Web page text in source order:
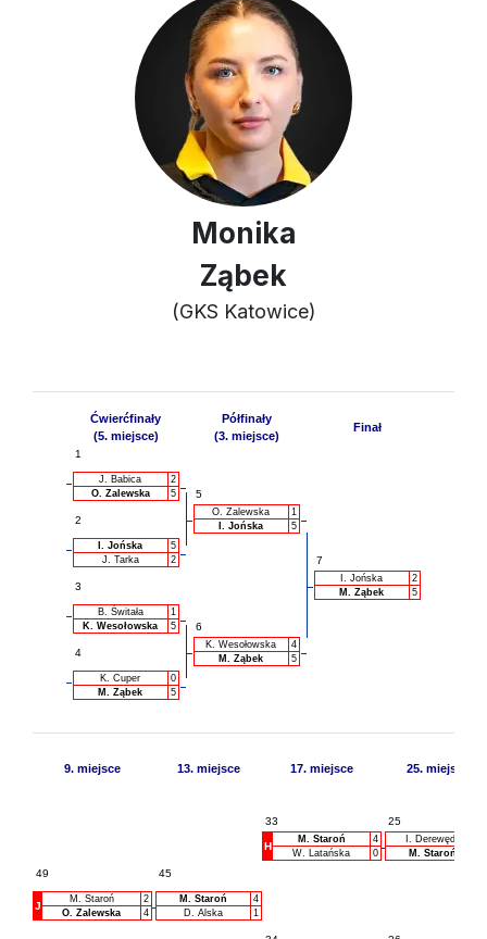
Monika
Ząbek
(GKS Katowice)
Ćwierćfinały
(5. miejsce)
Półfinały
(3. miejsce)
Finał
1
J. Babica
2
O. Zalewska
5 5
O. Zalewska
1
I. Jońska
5
7
2
I. Jońska
5
J. Tarka
2
I. Jońska
2
M. Ząbek
5
3
B. Świtała
1
K. Wesołowska
5 6
K. Wesołowska
4
M. Ząbek
5
4
K. Cuper
0
M. Ząbek
5
9. miejsce 13. miejsce 17. miejsce 25. miejsce
33 25
49 45
H
M. Staroń
4
W. Latańska
0
I. Derewęda
M. Staroń
J
M. Staroń
2
O. Zalewska
4
M. Staroń
4
D. Alska
1